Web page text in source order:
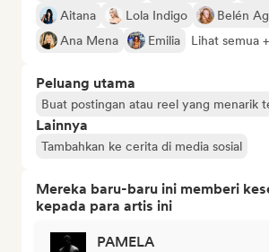
Aitana
Lola Indigo
Belén
Ana Mena
Emilia Lihat semua
Peluang utama
Buat postingan atau reel yang menarik
Lainnya
Tambahkan ke cerita di media sosial
Mereka baru-baru ini memberi
kepada para artis ini
PAMELA